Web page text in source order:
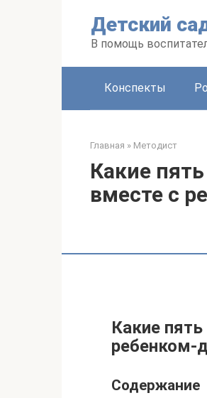
Детский
В помощь
Конспекты
Главная » Методист
Какие
вместе с
Какие
ребенком-
Содержание